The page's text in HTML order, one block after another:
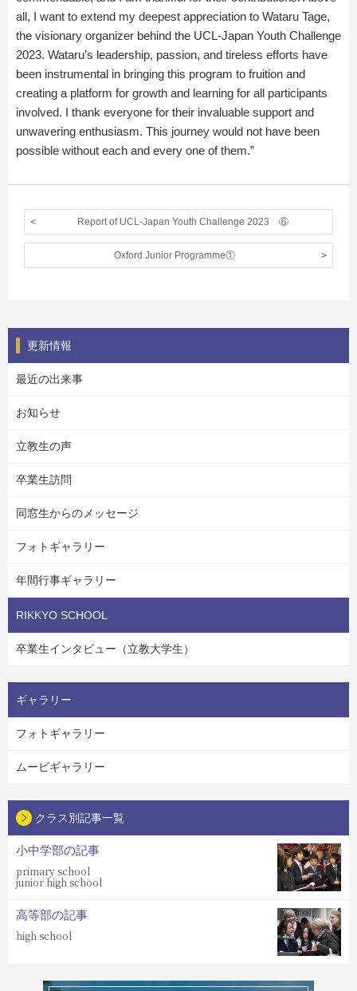
all, I want to extend my deepest appreciation to Wataru Tage,
the visionary organizer behind the UCL-Japan Youth Challenge
2023. Wataru’s leadership, passion, and tireless efforts have
been instrumental in bringing this program to fruition and
creating a platform for growth and learning for all participants
involved. I thank everyone for their invaluable support and
unwavering enthusiasm. This journey would not have been
possible without each and every one of them.”
Report of UCL-Japan Youth Challenge 2023 ⑥
Oxford Junior Programme①
更新情報
最近の出来事
お知らせ
立教生の声
卒業生訪問
同窓生からのメッセージ
フォトギャラリー
年間行事ギャラリー
RIKKYO SCHOOL
卒業生インタビュー（立教大学生）
ギャラリー
フォトギャラリー
ムービギャラリー
クラス別記事一覧
小中学部の記事
primary school
junior high school
高等部の記事
high school